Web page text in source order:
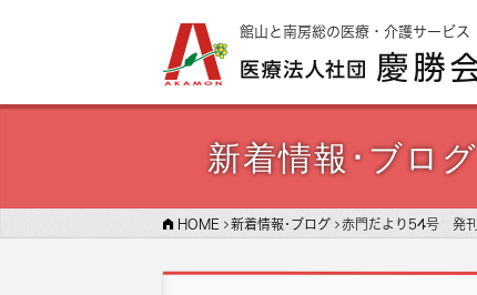
館山と南房総の医療・介護サービス
新着情報･ブログ
HOME 新着情報･ブログ 赤門だより54号 発刊